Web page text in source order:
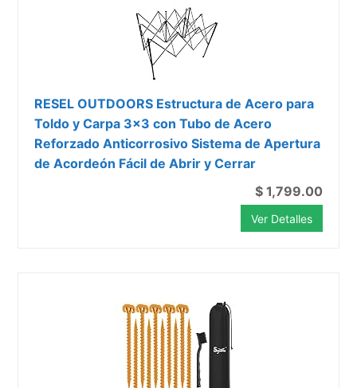
RESEL OUTDOORS Estructura de Acero para
Toldo y Carpa 3x3 con Tubo de Acero
Reforzado Anticorrosivo Sistema de Apertura
de Acordeón Fácil de Abrir y Cerrar
$ 1,799.00
Ver Detalles